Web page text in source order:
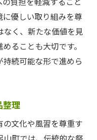
優しい取り組みを尊
なく、新たな価値を見
ることも大切です。
続可能な形で進めら
整理
文化や風習を尊重す